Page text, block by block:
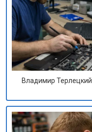
Владимир Терлецкий